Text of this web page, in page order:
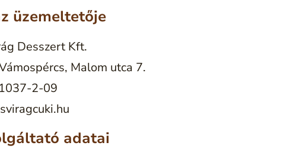
üzemeltetője
Desszert Kft.
Malom utca 7.
2-09
adatai